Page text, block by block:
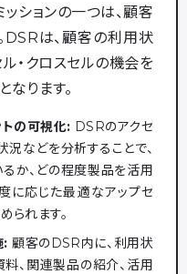
ションの一つは、顧客
DSRは、顧客の利用状
・クロスセルの機会を
ります。
の可視化: DSRのアクセ
などを分析することで、
か、どの程度製品を活用
に応じた最適なアップセ
られます。
: 顧客のDSR内に、利用状
、関連製品の紹介、活用